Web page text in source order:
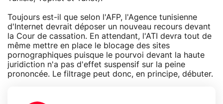
Toujours est-il que selon l'AFP, l'Agence tunisienne
d'Internet devrait déposer un nouveau recours devant
la Cour de cassation. En attendant, l'ATI devra tout de
même mettre en place le blocage des sites
pornographiques puisque le pourvoi devant la haute
juridiction n'a pas d'effet suspensif sur la peine
prononcée. Le filtrage peut donc, en principe, débuter.